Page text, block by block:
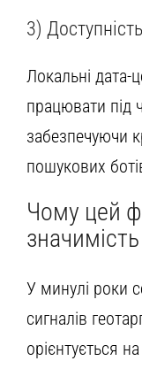
3) Доступність
Локальні
працювати під
забезпечуючи
пошукових
Чому цей
значимість
У минулі роки
сигналів
орієнтується